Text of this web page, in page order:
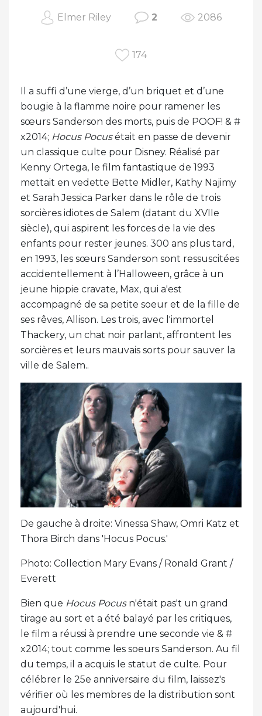
Elmer Riley 2 2086
174
Il a suffi d’une vierge, d’un briquet et d’une
bougie à la flamme noire pour ramener les
sœurs Sanderson des morts, puis de POOF! & #
x2014; Hocus Pocusétait en passe de devenir
un classique culte pour Disney. Réalisé par
Kenny Ortega, le film fantastique de 1993
mettait en vedette Bette Midler, Kathy Najimy
et Sarah Jessica Parker dans le rôle de trois
sorcières idiotes de Salem (datant du XVIIe
siècle), qui aspirent les forces de la vie des
enfants pour rester jeunes. 300 ans plus tard,
en 1993, les sœurs Sanderson sont ressuscitées
accidentellement à l’Halloween, grâce à un
jeune hippie cravate, Max, qui a'est
accompagné de sa petite soeur et de la fille de
ses rêves, Allison. Les trois, avec l'immortel
Thackery, un chat noir parlant, affrontent les
sorcières et leurs mauvais sorts pour sauver la
ville de Salem..
De gauche à droite: Vinessa Shaw, Omri Katz et
Thora Birch dans 'Hocus Pocus.'
Photo: Collection Mary Evans / Ronald Grant /
Everett
Bien que Hocus Pocusn'était pas't un grand
tirage au sort et a été balayé par les critiques,
le film a réussi à prendre une seconde vie & #
x2014; tout comme les soeurs Sanderson. Au fil
du temps, il a acquis le statut de culte. Pour
célébrer le 25e anniversaire du film, laissez's
vérifier où les membres de la distribution sont
aujourd'hui.